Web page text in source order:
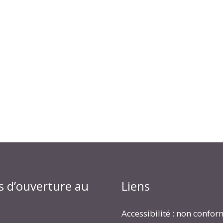
d’ouverture au Liens
Accessibilité : non